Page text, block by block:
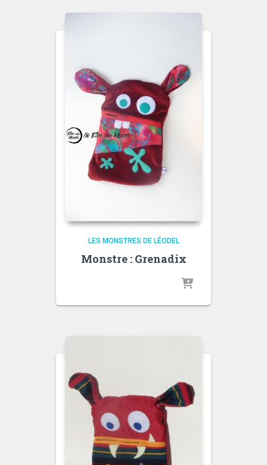
LES MONSTRES DE LÉODEL
Monstre : Grenadix